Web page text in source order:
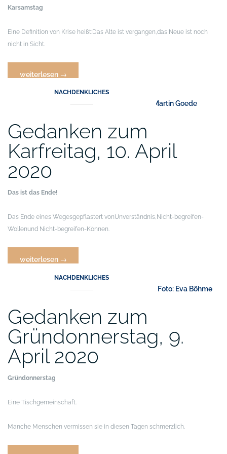
Karsamstag
Eine Definition von Krise heißt:Das Alte ist vergangen,das Neue ist noch
nicht in Sicht.
„Gedanken
2020“
weiterlesen →
NACHDENKLICHES
Gedanken zum
Karfreitag, 10. April
2020
Das ist das Ende!
Das Ende eines Wegesgepflastert vonUnverständnis, Nicht-begreifen-
Wollenund Nicht-begreifen-Können.
„Gedanken
2020“
weiterlesen →
NACHDENKLICHES
Gedanken zum
Gründonnerstag, 9.
April 2020
Gründonnerstag
Eine Tischgemeinschaft.
Manche Menschen vermissen sie in diesen Tagen schmerzlich.